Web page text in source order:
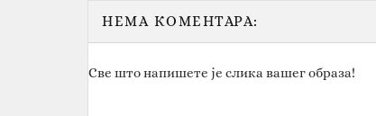
НЕМА КОМЕНТАРА:
Све што напишете је слика вашег образа!